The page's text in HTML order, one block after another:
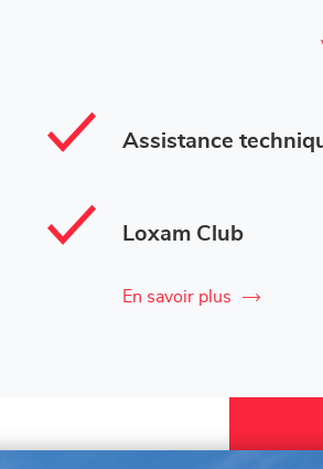
Assistance
Loxam Club
En savoir plus